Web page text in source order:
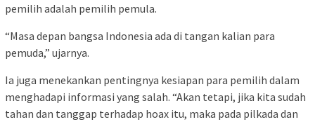
pemilih adalah pemilih pemula.
“Masa depan bangsa Indonesia ada di tangan kalian para
pemuda,” ujarnya.
Ia juga menekankan pentingnya kesiapan para pemilih dalam
menghadapi informasi yang salah. “Akan tetapi, jika kita sudah
tahan dan tanggap terhadap hoax itu, maka pada pilkada dan